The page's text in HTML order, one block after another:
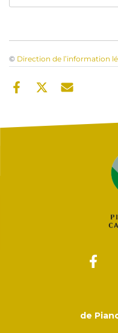
© Direction de l’information
de